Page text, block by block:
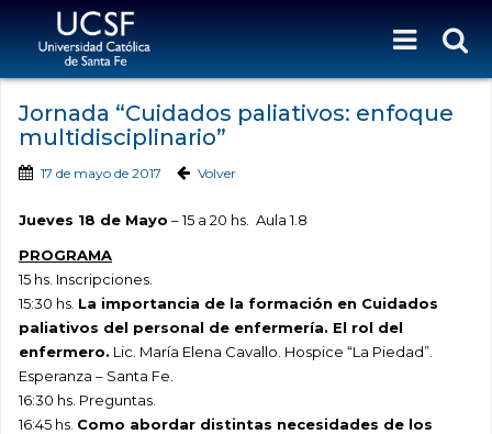
Jornada “Cuidados paliativos: enfoque
multidisciplinario”
17 de mayo de 2017 Volver
Jueves 18 de Mayo – 15 a 20 hs. Aula 1.8
PROGRAMA
15 hs. Inscripciones.
15:30 hs. La importancia de la formación en Cuidados
paliativos del personal de enfermería. El rol del
enfermero. Lic. María Elena Cavallo. Hospice “La Piedad”.
Esperanza – Santa Fe.
16:30 hs. Preguntas.
16:45 hs. Como abordar distintas necesidades de los